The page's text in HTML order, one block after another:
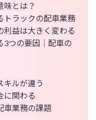
味とは？
トラックの配車業務
利益は大きく変わる
3つの要因｜配車の
キルが違う
に関わる
車業務の課題